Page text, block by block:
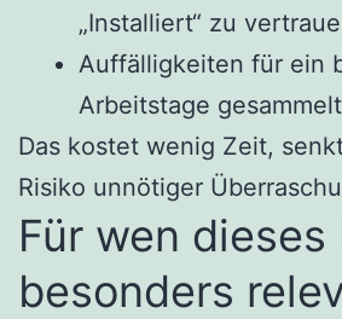
„Installiert“ zu
Auffälligkeiten für ein
Arbeitstage
Das kostet wenig Zeit,
Risiko unnötiger
Für wen dieses
besonders